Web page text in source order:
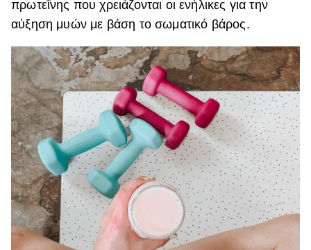
πρωτεΐνης που χρειάζονται οι ενήλικες για την
αύξηση μυών με βάση το σωματικό βάρος.